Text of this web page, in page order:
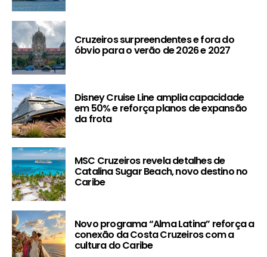
Cruzeiros surpreendentes e fora do
óbvio para o verão de 2026 e 2027
Disney Cruise Line amplia capacidade
em 50% e reforça planos de expansão
da frota
MSC Cruzeiros revela detalhes de
Catalina Sugar Beach, novo destino no
Caribe
Novo programa “Alma Latina” reforça a
conexão da Costa Cruzeiros com a
cultura do Caribe